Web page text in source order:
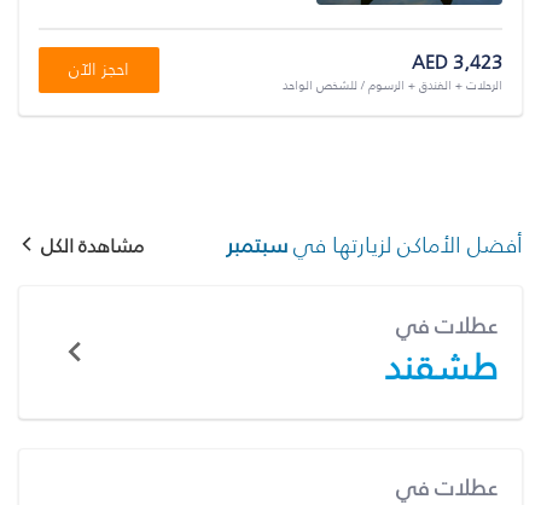
AED 3,423
الرحلات + الفندق + الرسوم / للشخص الواحد
احجز الآن
أفضل الأماكن لزيارتها فيسبتمبر مشاهدة الكل
عطلات في
طشقند
عطلات في